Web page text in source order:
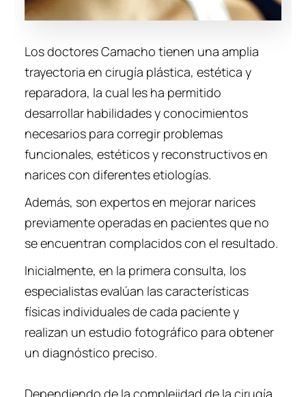
Los doctores Camacho tienen una amplia
trayectoria en cirugía plástica, estética y
reparadora, la cual les ha permitido
desarrollar habilidades y conocimientos
necesarios para corregir problemas
funcionales, estéticos y reconstructivos en
narices con diferentes etiologías.
Además, son expertos en mejorar narices
previamente operadas en pacientes que no
se encuentran complacidos con el resultado.
Inicialmente, en la primera consulta, los
especialistas evalúan las características
físicas individuales de cada paciente y
realizan un estudio fotográfico para obtener
un diagnóstico preciso.
Dependiendo de la complejidad de la cirugía,